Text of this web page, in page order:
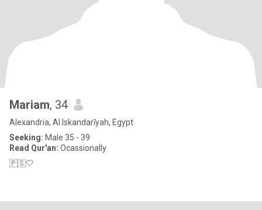
Mariam, 34
Alexandria, Al Iskandarīyah, Egypt
Seeking: Male 35 - 39
Read Qur'an: Ocassionally
🇵🇸🤍